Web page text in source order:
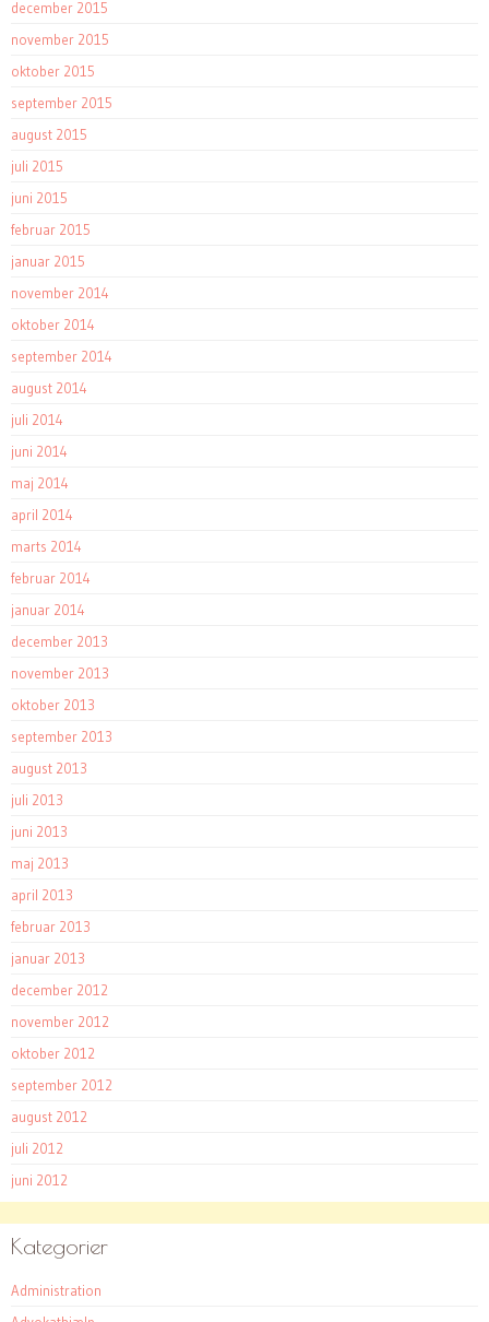
december 2015
november 2015
oktober 2015
september 2015
august 2015
juli 2015
juni 2015
februar 2015
januar 2015
november 2014
oktober 2014
september 2014
august 2014
juli 2014
juni 2014
maj 2014
april 2014
marts 2014
februar 2014
januar 2014
december 2013
november 2013
oktober 2013
september 2013
august 2013
juli 2013
juni 2013
maj 2013
april 2013
februar 2013
januar 2013
december 2012
november 2012
oktober 2012
september 2012
august 2012
juli 2012
juni 2012
Kategorier
Administration